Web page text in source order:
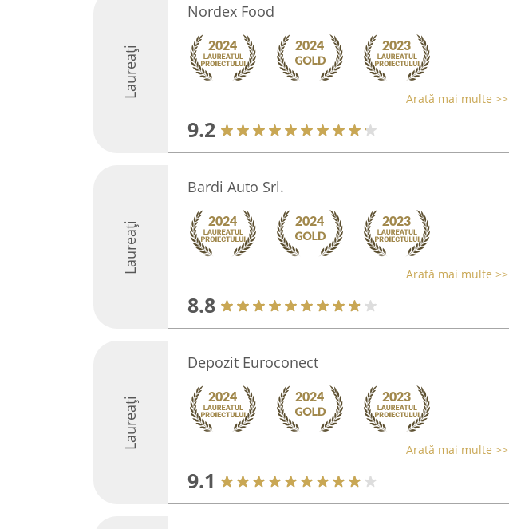
Laureați
Nordex Food
Arată mai multe >>
9.2
Laureați
Bardi Auto Srl.
Arată mai multe >>
8.8
Laureați
Depozit Euroconect
Arată mai multe >>
9.1